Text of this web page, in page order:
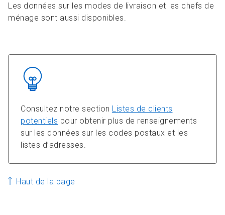
Les données sur les modes de livraison et les chefs de
ménage sont aussi disponibles.
Consultez notre section Listes de clients
potentiels pour obtenir plus de renseignements
sur les données sur les codes postaux et les
listes d’adresses.
Haut de la page